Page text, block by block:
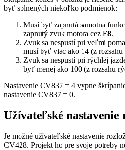
byť splnených niekoľko podmienok:
Musí byť zapnutá samotná
zapnutý zvuk motora cez F8.
Zvuk sa nespustí pri veľmi
musí byť viac ako 14 (z
Zvuk sa nespustí pri rýchlej
byť menej ako 100 (z rozsahu
Nastavenie CV837 = 4 vypne
nastavenie CV837 = 0.
Užívateľské
Je možné užívateľské nastavenie
CV428. Projekt ho pre svoje potreby